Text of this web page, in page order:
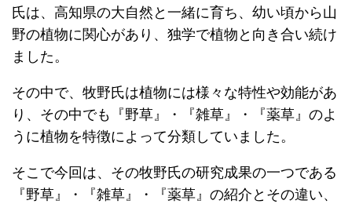
氏は、高知県の大自然と一緒に育ち、幼い頃から山
野の植物に関心があり、独学で植物と向き合い続け
ました。
その中で、牧野氏は植物には様々な特性や効能があ
り、その中でも『野草』・『雑草』・『薬草』のよ
うに植物を特徴によって分類していました。
そこで今回は、その牧野氏の研究成果の一つである
『野草』・『雑草』・『薬草』の紹介とその違い、